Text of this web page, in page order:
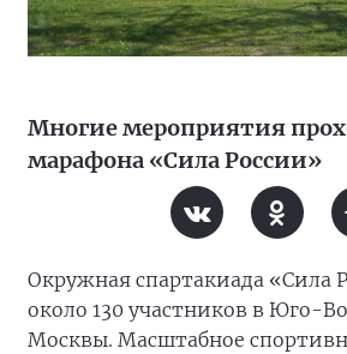
Многие мероприятия
марафона «Сила России»
Окружная спартакиада «Сила
около 130 участников в Юго-
Москвы. Масштабное